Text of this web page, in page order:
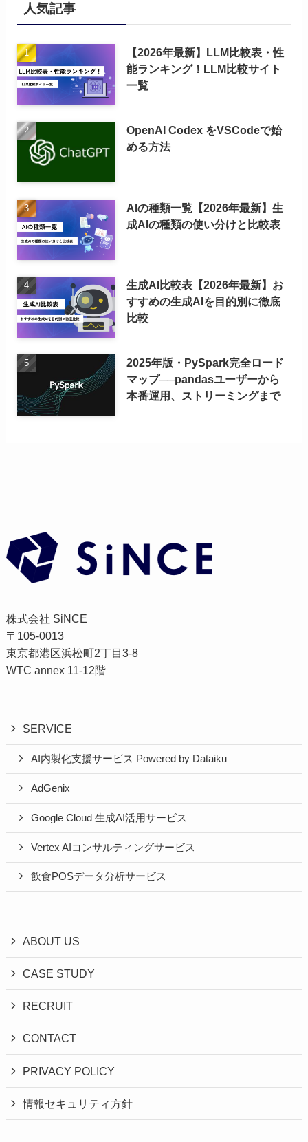
人気記事
【2026年最新】LLM比較表・性
能ランキング！LLM比較サイト
一覧
OpenAI Codex をVSCodeで始
める方法
AIの種類一覧【2026年最新】生
成AIの種類の使い分けと比較表
生成AI比較表【2026年最新】お
すすめの生成AIを目的別に徹底
比較
2025年版・PySpark完全ロード
マップ──pandasユーザーから
本番運用、ストリーミングまで
株式会社 SiNCE
〒105-0013
東京都港区浜松町2丁目3-8
WTC annex 11-12階
SERVICE
AI内製化支援サービス Powered by Dataiku
AdGenix
Google Cloud 生成AI活用サービス
Vertex AIコンサルティングサービス
飲食POSデータ分析サービス
ABOUT US
CASE STUDY
RECRUIT
CONTACT
PRIVACY POLICY
情報セキュリティ方針